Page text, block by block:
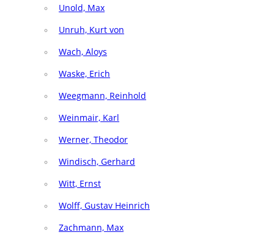
Unold, Max
Unruh, Kurt von
Wach, Aloys
Waske, Erich
Weegmann, Reinhold
Weinmair, Karl
Werner, Theodor
Windisch, Gerhard
Witt, Ernst
Wolff, Gustav Heinrich
Zachmann, Max